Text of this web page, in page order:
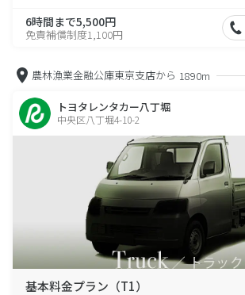
6時間まで5,500円
免責補償制度1,100円
農林漁業金融公庫東京支店から 1890m
トヨタレンタカー八丁堀
中央区八丁堀4-10-2
基本料金プラン（T1）